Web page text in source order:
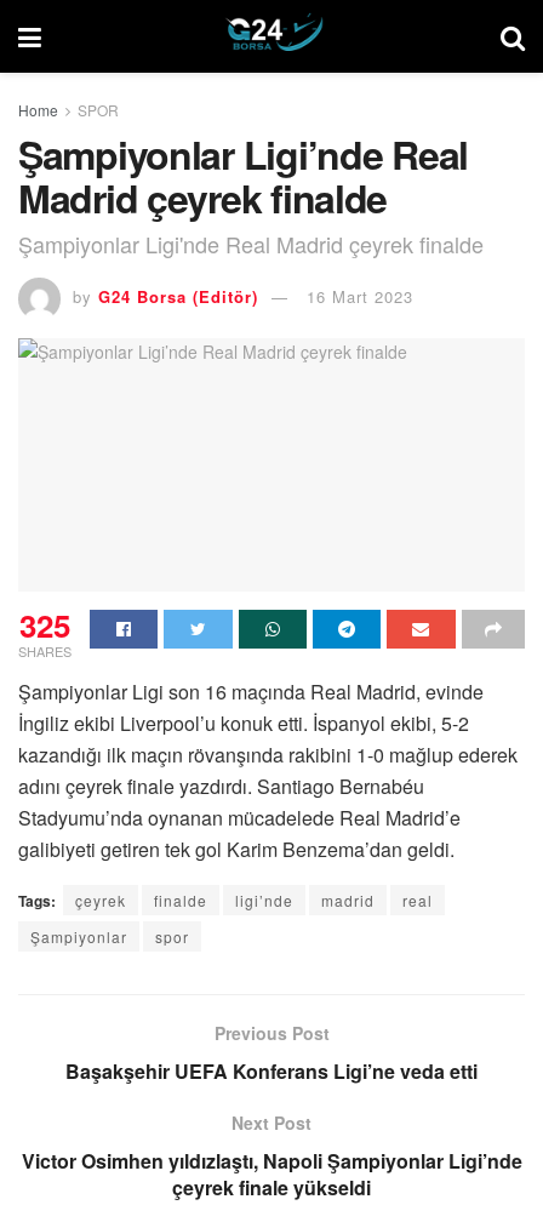
Home SPOR
Şampiyonlar Ligi’nde Real
Madrid çeyrek finalde
Şampiyonlar Ligi'nde Real Madrid çeyrek finalde
by G24 Borsa (Editör) 16 Mart 2023
325
SHARES
Şampiyonlar Ligi son 16 maçında Real Madrid, evinde
İngiliz ekibi Liverpool’u konuk etti. İspanyol ekibi, 5-2
kazandığı ilk maçın rövanşında rakibini 1-0 mağlup ederek
adını çeyrek finale yazdırdı. Santiago Bernabéu
Stadyumu’nda oynanan mücadelede Real Madrid’e
galibiyeti getiren tek gol Karim Benzema’dan geldi.
Tags: çeyrek finalde ligi’nde madrid
real
Şampiyonlar
spor
Previous Post
Başakşehir UEFA Konferans Ligi’ne veda etti
Next Post
Victor Osimhen yıldızlaştı, Napoli Şampiyonlar Ligi’nde
çeyrek finale yükseldi